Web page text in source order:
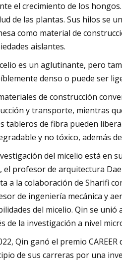
el crecimiento de los
de las plantas. Sus hilos se
como material de
aislantes.
es un aglutinante, pero
denso o puede ser
de construcción
y transporte, mientras
tableros de fibra pueden
y no tóxico, además
del micelio está en
el profesor de arquitectura
a la colaboración de Sharifi
de ingeniería mecánica y
del micelio. Qin se
de la investigación a nivel
Qin ganó el premio
de sus carreras por una